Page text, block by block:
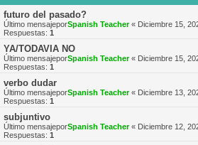
futuro del pasado?
Último mensajeporSpanish Teacher« Diciembre 15,
Respuestas: 1
YA/TODAVIA NO
Último mensajeporSpanish Teacher« Diciembre 15,
Respuestas: 1
verbo dudar
Último mensajeporSpanish Teacher« Diciembre 13,
Respuestas: 1
subjuntivo
Último mensajeporSpanish Teacher« Diciembre 12,
Respuestas: 1